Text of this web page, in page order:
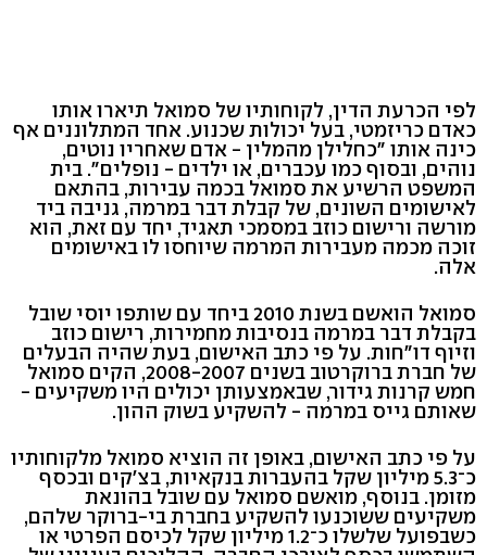
לפי הכרעת הדין, לקוחותיו של סמואל תיארו אותו
כאדם כריזמטי, בעל יכולות שכנוע. אחד המתלוננים אף
כינה אותו "כחלילן מהמלין - אדם שאחריו נוטים,
נוהים, ובסוף כמו עכברים, או ילדים - נופלים". בית
המשפט הרשיע את סמואל בכמה עבירות, בהתאם
לאישומים השונים, של קבלת דבר במרמה, גניבה ביד
מורשה ורישום כוזב במסמכי תאגיד, יחד עם זאת, הוא
זוכה מכמה מעבירות המרמה שיוחסו לו באישומים
אלה.
סמואל הואשם בשנת 2010 ביחד עם שותפו יוסי שובל
בקבלת דבר במרמה בנסיבות מחמירות, רישום כוזב
וזיוף דו"חות. על פי כתב האישום, בעת שהיה הבעלים
של חברת ברוקרטוב בשנים 2008-2007, הקים סמואל
חמש קרנות גידור, שבאמצעותן יכולים היו משקיעים -
שאותם גייס במרמה - להשקיע בשוק ההון.
על פי כתב האישום, באופן זה הוציא סמואל מלקוחותיו
כ־5.3 מיליון שקל בהעברות בנקאיות, בצ'קים ובכסף
מזומן. בנוסף, מואשם סמואל עם שובל בהונאת
משקיעים ששוכנעו להשקיע בחברת בי-ברוקר שלהם,
כשבפועל שלשלו כ־1.2 מיליון שקל לכיסם הפרטי או